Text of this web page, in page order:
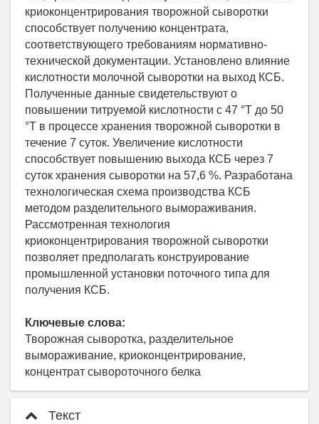
криоконцентрирования творожной сыворотки
способствует получению концентрата,
соответствующего требованиям нормативно-
технической документации. Установлено влияние
кислотности молочной сыворотки на выход КСБ.
Полученные данные свидетельствуют о
повышении титруемой кислотности с 47 °Т до 50
°Т в процессе хранения творожной сыворотки в
течение 7 суток. Увеличение кислотности
способствует повышению выхода КСБ через 7
суток хранения сыворотки на 57,6 %. Разработана
технологическая схема производства КСБ
методом разделительного вымораживания.
Рассмотренная технология
криоконцентрирования творожной сыворотки
позволяет предполагать конструирование
промышленной установки поточного типа для
получения КСБ.
Ключевые слова:
Творожная сыворотка, разделительное
вымораживание, криоконцентрирование,
концентрат сывороточного белка
Текст